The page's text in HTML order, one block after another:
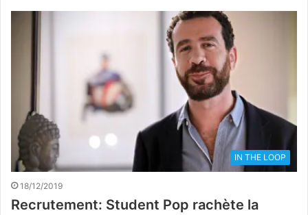
IN THE LOOP
18/12/2019
Recrutement: Student Pop rachète la